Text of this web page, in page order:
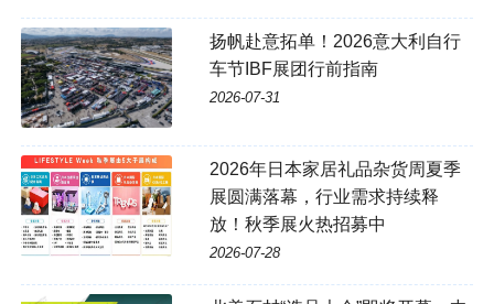
扬帆赴意拓单！2026意大利自行
车节IBF展团行前指南
2026-07-31
2026年日本家居礼品杂货周夏季
展圆满落幕，行业需求持续释
放！秋季展火热招募中
2026-07-28